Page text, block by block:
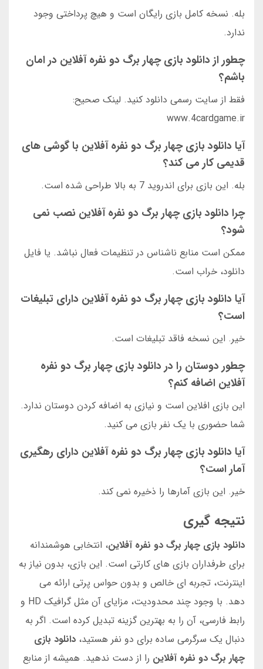
بله. نسخه کامل بازی رایگان است و هیچ پرداختی وجود
ندارد.
چطور از دانلود بازی چهار برگ دو نفره آفلاین در امان
باشم؟
فقط از سایت رسمی دانلود کنید. لینک صحیح:
www.4cardgame.ir
آیا دانلود بازی چهار برگ دو نفره آفلاین با گوشی های
قدیمی کار می کند؟
بله. این بازی برای اندروید 7 به بالا طراحی شده است.
چرا دانلود بازی چهار برگ دو نفره آفلاین نصب نمی
شود؟
ممکن است منابع ناشناس در تنظیمات فعال نباشد. یا فایل
دانلود، خراب است.
آیا دانلود بازی چهار برگ دو نفره آفلاین دارای تبلیغات
است؟
خیر. این نسخه فاقد تبلیغات است.
چطور دوستان را در دانلود بازی چهار برگ دو نفره
آفلاین اضافه کنم؟
این بازی افلاین است و نیازی به اضافه کردن دوستان ندارد.
شما حضوری با یک نفر بازی می کنید.
آیا دانلود بازی چهار برگ دو نفره آفلاین دارای رهگیری
آمار است؟
خیر. این بازی آمارها را ذخیره نمی کند.
نتیجه گیری
دانلود بازی چهار برگ دو نفره آفلاین، انتخابی هوشمندانه
برای طرفداران بازی های کارتی است. این بازی، بدون نیاز به
اینترنت، تجربه ای خالص و بدون حواس پرتی ارائه می
دهد. با وجود چند محدودیت، مزایای آن مثل گرافیک HD و
رابط فارسی، آن را به بهترین گزینه تبدیل کرده است. اگر به
دنبال یک سرگرمی ساده برای دو نفر هستید، دانلود بازی
چهار برگ دو نفره آفلاین را از دست ندهید. همیشه از منابع